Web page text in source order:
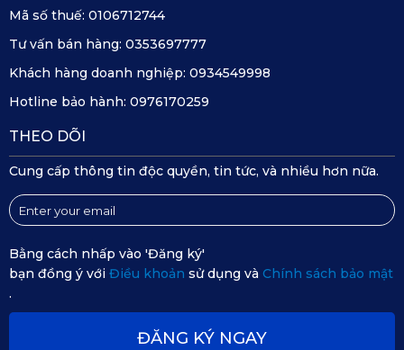
Mã số thuế: 0106712744
Tư vấn bán hàng: 0353697777
Khách hàng doanh nghiệp: 0934549998
Hotline bảo hành: 0976170259
THEO DÕI
Cung cấp thông tin độc quyền, tin tức, và nhiều hơn nữa.
Bằng cách nhấp vào 'Đăng ký'
bạn đồng ý với Điều khoản sử dụng và Chính sách bảo mật
.
ĐĂNG KÝ NGAY